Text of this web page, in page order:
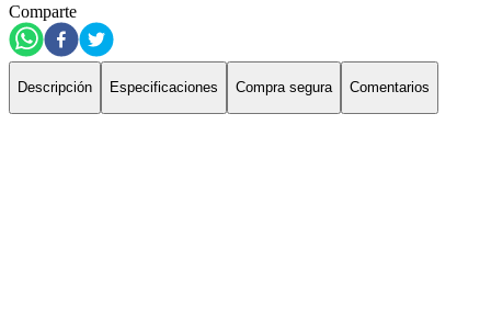
Comparte
Descripción Especificaciones Compra segura Comentarios